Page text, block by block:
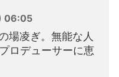
06:05
場凌ぎ。無能な人
ロデューサーに恵